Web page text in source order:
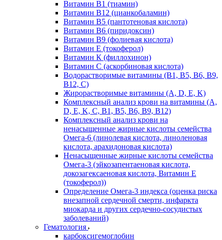
Витамин В1 (тиамин)
Витамин В12 (цианкобаламин)
Витамин В5 (пантотеновая кислота)
Витамин В6 (пиридоксин)
Витамин В9 (фолиевая кислота)
Витамин Е (токоферол)
Витамин К (филлохинон)
Витамин С (аскорбиновая кислота)
Водорастворимые витамины (B1, B5, B6, В9,
В12, С)
Жирорастворимые витамины (A, D, E, K)
Комплексный анализ крови на витамины (A,
D, E, K, C, B1, B5, B6, В9, B12)
Комплексный анализ крови на
ненасыщенные жирные кислоты семейства
Омега-6 (линолевая кислота, линоленовая
кислота, арахидоновая кислота)
Ненасыщенные жирные кислоты семейства
Омега-3 (эйкозапентаеновая кислота,
докозагексаеновая кислота, Витамин E
(токоферол))
Определение Омега-3 индекса (оценка риска
внезапной сердечной смерти, инфаркта
миокарда и других сердечно-сосудистых
заболеваний)
Гематология
карбоксигемоглобин